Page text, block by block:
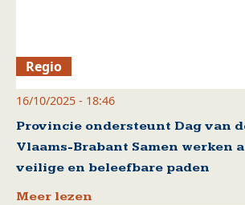
Regio
16/10/2025 - 18:46
Provincie ondersteunt Dag van
Vlaams-Brabant Samen werken
veilige en beleefbare paden
Meer lezen